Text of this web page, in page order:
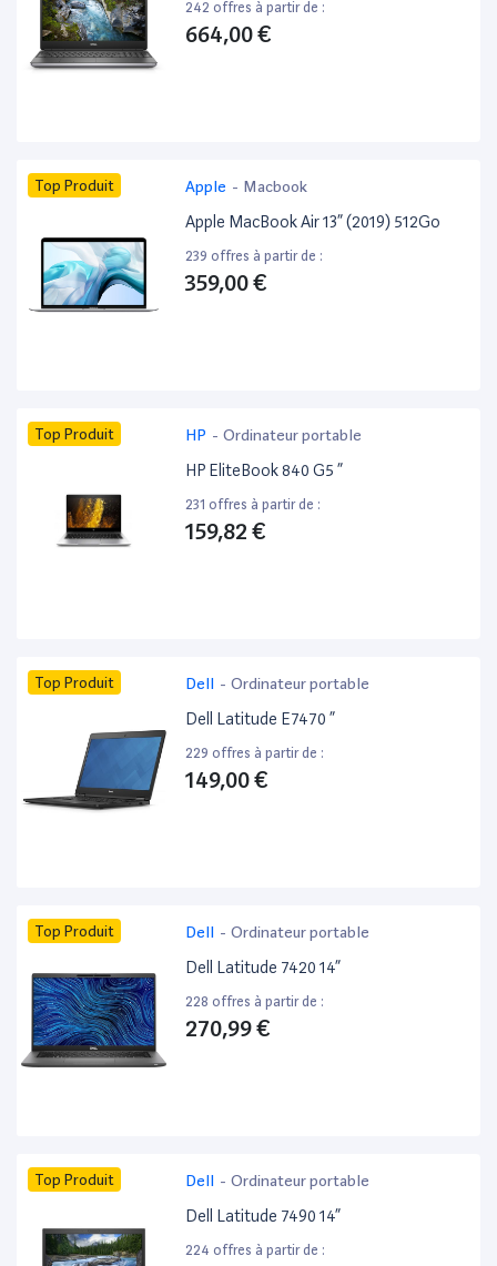
242 offres à partir de :
664,00 €
Top Produit Apple - Macbook
Apple MacBook Air 13” (2019) 512Go
239 offres à partir de :
359,00 €
Top Produit HP - Ordinateur portable
HP EliteBook 840 G5 ”
231 offres à partir de :
159,82 €
Top Produit Dell - Ordinateur portable
Dell Latitude E7470 ”
229 offres à partir de :
149,00 €
Top Produit Dell - Ordinateur portable
Dell Latitude 7420 14”
228 offres à partir de :
270,99 €
Top Produit Dell - Ordinateur portable
Dell Latitude 7490 14”
224 offres à partir de :